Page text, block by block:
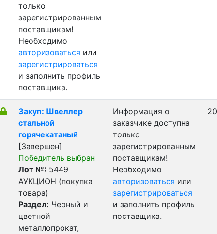
только
зарегистрированным
поставщикам!
Необходимо
авторизоваться или
зарегистрироваться
и заполнить профиль
поставщика.
Закуп: Швеллер
стальной
горячекатаный
[Завершен]
Победитель выбран
Лот №: 5449
АУКЦИОН (покупка
товара)
Раздел: Черный и
цветной
металлопрокат,
Информация о
заказчике доступна
только
зарегистрированным
поставщикам!
Необходимо
авторизоваться или
зарегистрироваться
и заполнить профиль
поставщика.